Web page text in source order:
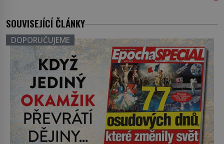
SOUVISEJÍCÍ ČLÁNKY
DOPORUČUJEME